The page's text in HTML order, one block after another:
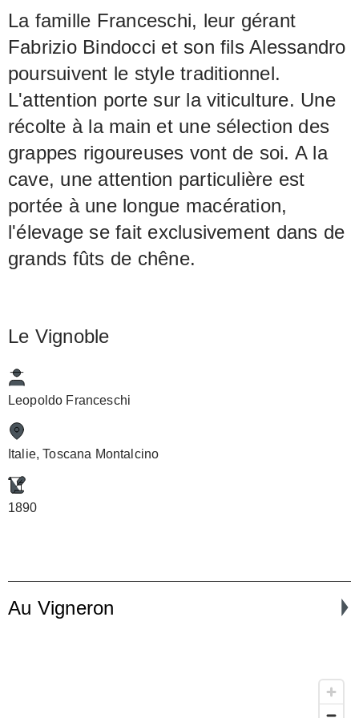
La famille Franceschi, leur gérant
Fabrizio Bindocci et son fils Alessandro
poursuivent le style traditionnel.
L'attention porte sur la viticulture. Une
récolte à la main et une sélection des
grappes rigoureuses vont de soi. A la
cave, une attention particulière est
portée à une longue macération,
l'élevage se fait exclusivement dans de
grands fûts de chêne.
Le Vignoble
Leopoldo Franceschi
Italie, Toscana Montalcino
1890
Au Vigneron